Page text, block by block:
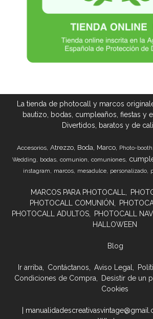
La tienda de photocall y marcos
bautizo, bodas, cumpleaños, fiestas y
Divertidos, baratos y de
Accesorios Atrezzo Boda Marco Photo-booth
Wedding bodas comunion comuniones
instagram marcos mesadulce personalizado
MARCOS PARA PHOTOCALL
PHOTOCALL COMUNIÓN
PHOTOCALL ADULTOS
PHOTOCALL
HALLOWEEN
Blog
Ir arriba Contáctanos Aviso Legal
Condiciones de Compra
Desistir de un
Cookies
|